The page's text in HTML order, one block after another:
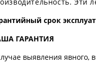
срок
ГАРАНТИЯ
выявления явного,